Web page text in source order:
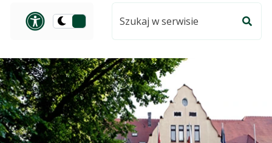
Panel dostosowania
Przełącz
ciemną
serwisie